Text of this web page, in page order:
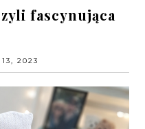
fascynująca
2023